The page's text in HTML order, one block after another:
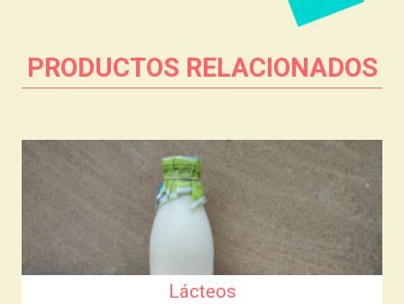
PRODUCTOS RELACIONADOS
Lácteos